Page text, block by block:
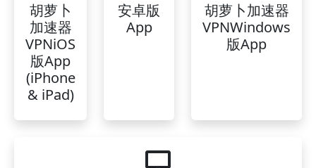
胡萝卜
加速器
VPNiOS
版App
(iPhone
& iPad)
安卓版
App
胡萝卜加速器
VPNWindows
版App